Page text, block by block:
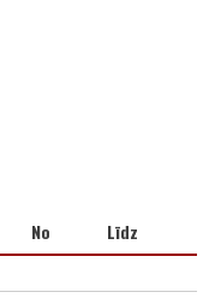
No Līdz